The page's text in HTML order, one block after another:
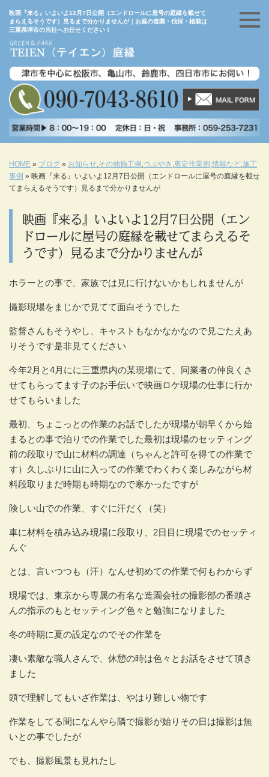
映画『来る』いよいよ12月7日公開（エンドロールに屋号の庭縁を載せて
まらえるそうです）見るまで分かりませんが｜お庭の造園・伐採・植栽は
三重県津市の当社へお任せください！
HOME » ブログ » お知らせ その他施工例 つぶやき 剪定作業例 情報など 施工
事例 » 映画『来る』いよいよ12月7日公開（エンドロールに屋号の庭縁を載せ
てまらえるそうです）見るまで分かりませんが
映画『来る』いよいよ12月7日公開（エン
ドロールに屋号の庭縁を載せてまらえるそ
うです）見るまで分かりませんが
ホラーとの事で、家族では見に行けないかもしれませんが
撮影現場をまじかで見てて面白そうでした
監督さんもそうやし、キャストもなかなかなので見ごたえあ
りそうです是非見てください
今年2月と4月にに三重県内の某現場にて、同業者の仲良くさ
せてもらってます子のお手伝いで映画ロケ現場の仕事に行か
せてもらいました
最初、ちょこっとの作業のお話でしたが現場が朝早くから始
まるとの事で泊りでの作業でした最初は現場のセッティング
前の段取りで山に材料の調達（ちゃんと許可を得ての作業で
す）久しぶりに山に入っての作業でわくわく楽しみながら材
料段取りまだ時期も時期なので寒かったですが
険しい山での作業、すぐに汗だく（笑）
車に材料を積み込み現場に段取り、2日目に現場でのセッティ
んぐ
とは、言いつつも（汗）なんせ初めての作業で何もわからず
現場では、東京から専属の有名な造園会社の撮影部の番頭さ
んの指示のもとセッティング色々と勉強になりました
冬の時期に夏の設定なのでその作業を
凄い素敵な職人さんで、休憩の時は色々とお話をさせて頂き
ました
頭で理解してもいざ作業は、やはり難しい物です
作業をしてる間になんやら隣で撮影が始りその日は撮影は無
いとの事でしたが
でも、撮影風景も見れたし